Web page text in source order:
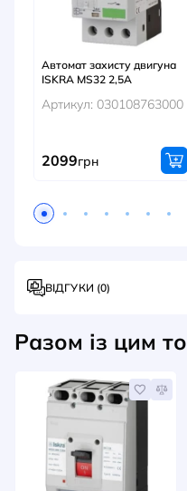
Автомат захисту двигуна
ISKRA MS32 2,5A
Артикул: 030108763000
2099грн
ВІДГУКИ (0)
Разом із цим